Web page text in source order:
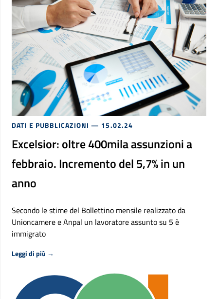
DATI E PUBBLICAZIONI — 15.02.24
Excelsior: oltre 400mila assunzioni a
febbraio. Incremento del 5,7% in un
anno
Secondo le stime del Bollettino mensile realizzato da
Unioncamere e Anpal un lavoratore assunto su 5 è
immigrato
Leggi di più →